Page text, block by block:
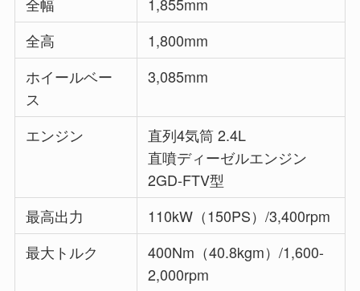
全高
1,800mm
ホイールベー
ス
3,085mm
エンジン
直列4気筒 2.4L
直噴ディーゼルエンジン
2GD-FTV型
最高出力
110kW（150PS）/3,400rpm
最大トルク
400Nm（40.8kgm）/1,600-
2,000rpm